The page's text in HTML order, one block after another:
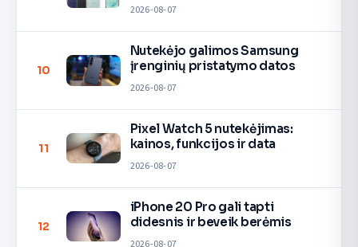
2026-08-07
10
Nutekėjo galimos Samsung
įrenginių pristatymo datos
2026-08-07
11
Pixel Watch 5 nutekėjimas:
kainos, funkcijos ir data
2026-08-07
12
iPhone 20 Pro gali tapti
didesnis ir beveik berėmis